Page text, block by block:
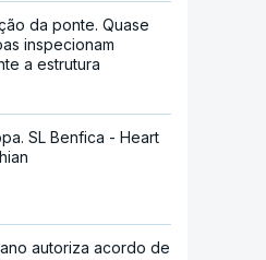
da ponte. Quase
inspecionam
a estrutura
SL Benfica - Heart
autoriza acordo de